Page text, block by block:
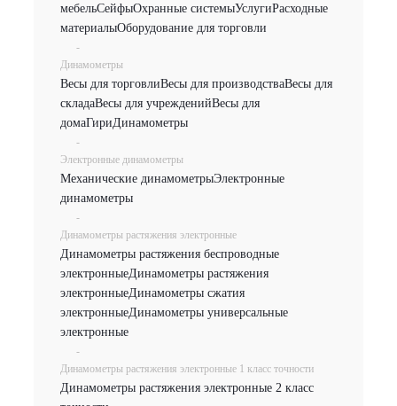
мебельСейфыОхранные системыУслугиРасходные
материалыОборудование для торговли
-
Динамометры
Весы для торговлиВесы для производстваВесы для
складаВесы для учрежденийВесы для
домаГириДинамометры
-
Электронные динамометры
Механические динамометрыЭлектронные
динамометры
-
Динамометры растяжения электронные
Динамометры растяжения беспроводные
электронныеДинамометры растяжения
электронныеДинамометры сжатия
электронныеДинамометры универсальные
электронные
-
Динамометры растяжения электронные 1 класс точности
Динамометры растяжения электронные 2 класс